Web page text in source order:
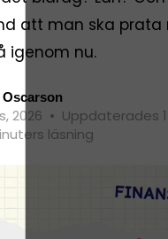
att man ska prata
igenom nu.
2026 • Uppdaterades
läsning